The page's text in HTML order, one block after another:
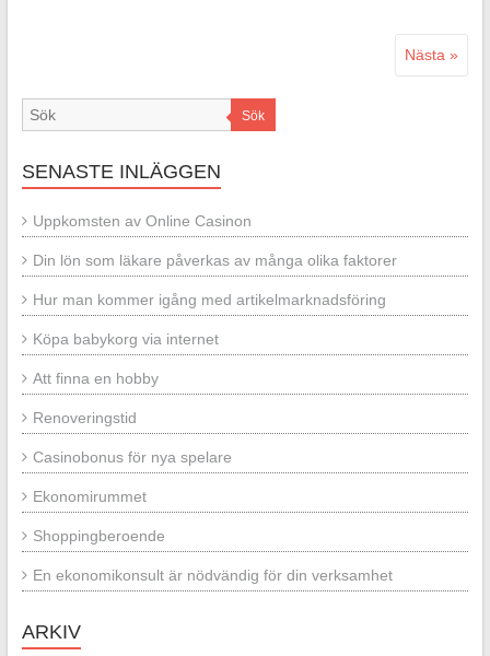
Nästa »
Sök
SENASTE INLÄGGEN
Uppkomsten av Online Casinon
Din lön som läkare påverkas av många olika faktorer
Hur man kommer igång med artikelmarknadsföring
Köpa babykorg via internet
Att finna en hobby
Renoveringstid
Casinobonus för nya spelare
Ekonomirummet
Shoppingberoende
En ekonomikonsult är nödvändig för din verksamhet
ARKIV